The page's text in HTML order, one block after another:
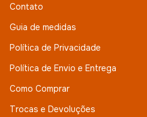
Contato
Guia de medidas
Política de Privacidade
Política de Envio e Entrega
Como Comprar
Trocas e Devoluções